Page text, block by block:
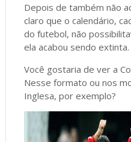
Depois de também não
claro que o calendário,
do futebol, não
ela acabou sendo extinta.
Você gostaria de ver a
Nesse formato ou nos
Inglesa, por exemplo?